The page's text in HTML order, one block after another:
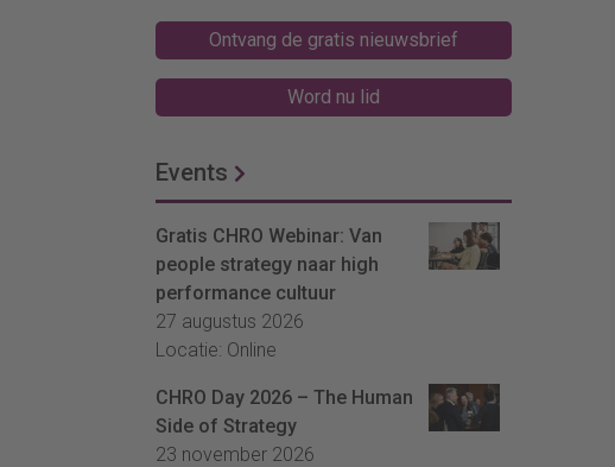
Ontvang de gratis nieuwsbrief
Word nu lid
Events
Gratis CHRO Webinar: Van
people strategy naar high
performance cultuur
27 augustus 2026
Locatie: Online
CHRO Day 2026 – The Human
Side of Strategy
23 november 2026